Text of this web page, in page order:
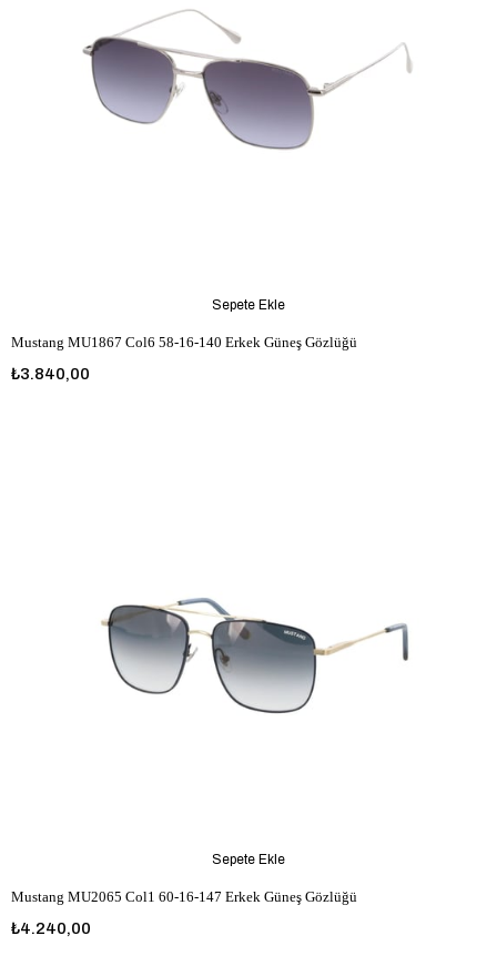
Mustang MU1867 Col6 58-16-140 Erkek Güneş Gözlüğü
₺3.840,00
Sepete Ekle
Mustang MU2065 Col1 60-16-147 Erkek Güneş Gözlüğü
₺4.240,00
Sepete Ekle